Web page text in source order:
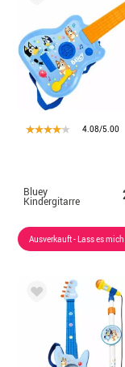
4.08/5.00
Bluey
Kindergitarre
Ausverkauft - Lass es